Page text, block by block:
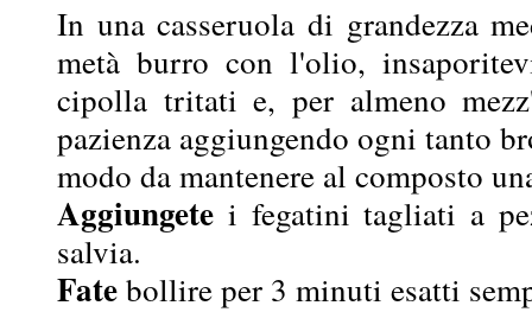
In una casseruola di grandezza
metà burro con l'olio,
cipolla tritati e, per almeno
pazienza aggiungendo ogni tanto
modo da mantenere al composto
Aggiungete i fegatini tagliati a
salvia.
Fatebollire per 3 minuti esatti